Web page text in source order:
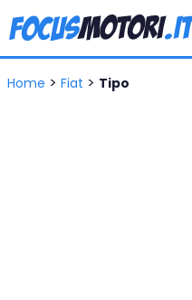
Home > Fiat > Tipo